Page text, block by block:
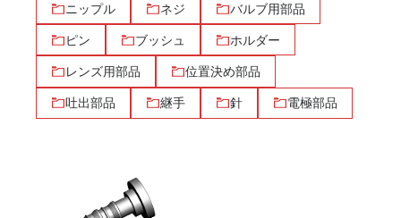
ニップル ネジ バルブ用部品
ピン ブッシュ ホルダー
レンズ用部品 位置決め部品
吐出部品 継手 針 電極部品